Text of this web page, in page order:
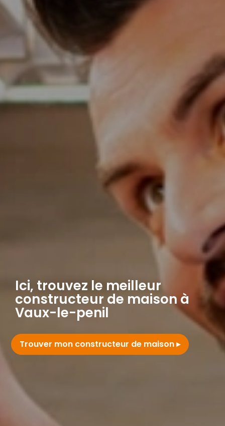
Ici, trouvez le meilleur
constructeur de maison à
Vaux-le-penil
Trouver mon constructeur de maison